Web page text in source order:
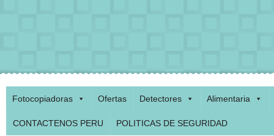
Fotocopiadoras Ofertas Detectores Alimentaria
CONTACTENOS PERU POLITICAS DE SEGURIDAD